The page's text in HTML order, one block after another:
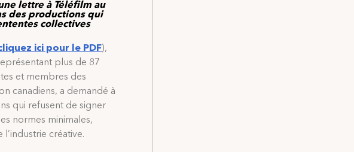
lettre à Téléfilm au
des productions qui
collectives
ici pour le PDF),
plus de 87
et membres des
canadiens, a demandé à
qui refusent de signer
normes minimales,
créative.